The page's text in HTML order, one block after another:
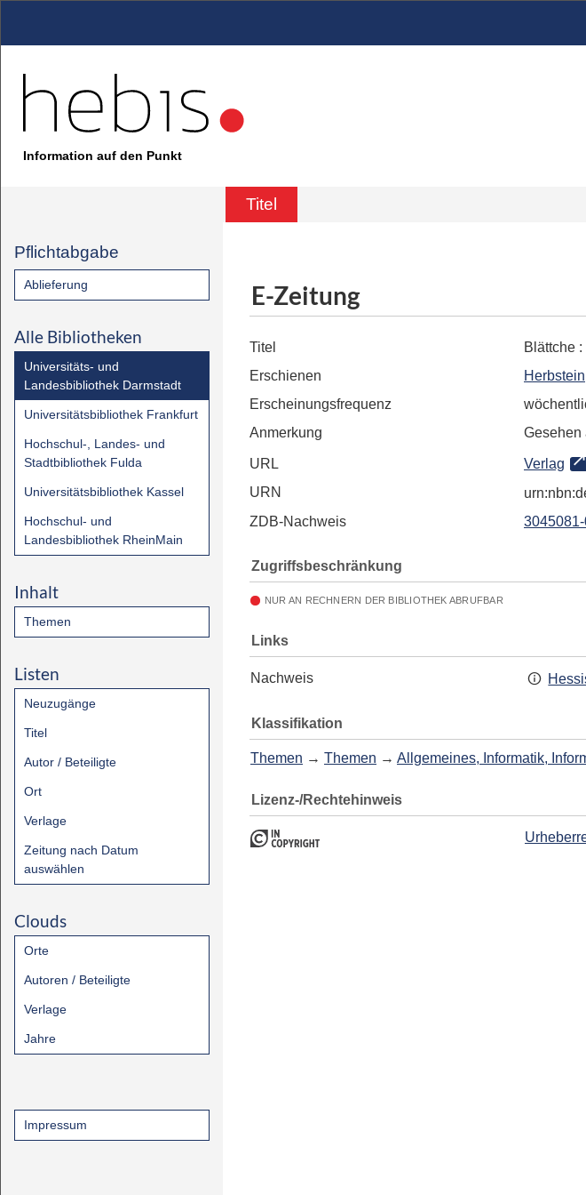
Information auf den Punkt
Titel
Pflichtabgabe
Ablieferung
Alle Bibliotheken
Universitäts- und
Landesbibliothek Darmstadt
Universitätsbibliothek Frankfurt
Hochschul-, Landes- und
Stadtbibliothek Fulda
Universitätsbibliothek Kassel
Hochschul- und
Landesbibliothek RheinMain
Inhalt
Themen
Listen
Neuzugänge
Titel
Autor / Beteiligte
Ort
Verlage
Zeitung nach Datum
auswählen
Clouds
Orte
Autoren / Beteiligte
Verlage
Jahre
Impressum
E-Zeitung
Titel Blättche :
Erschienen
Herbstein
Erscheinungsfrequenz
Anmerkung
Gesehen
URL Verlag
URN
ZDB-Nachweis
Zugriffsbeschränkung
NUR AN RECHNERN DER BIBLIOTHEK ABRUFBAR
Links
Nachweis
Klassifikation
Themen → Themen → Allgemeines, Informatik,
Lizenz-/Rechtehinweis